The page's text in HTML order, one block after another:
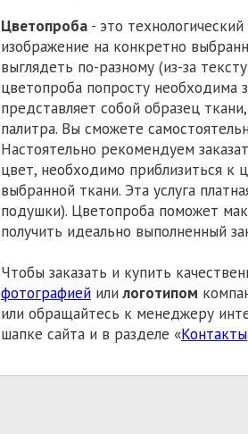
Цветопроба - это
изображение на конкретно
выглядеть по-разному (из-за
цветопроба попросту необходима
представляет собой образец
палитра. Вы сможете
Настоятельно рекомендуем
цвет, необходимо приблизиться к
выбранной ткани. Эта услуга
подушки). Цветопроба поможет
получить идеально выполненный
Чтобы заказать и купить
фотографией илилоготипом
или обращайтесь к менеджеру
шапке сайта и в разделе «Контакты